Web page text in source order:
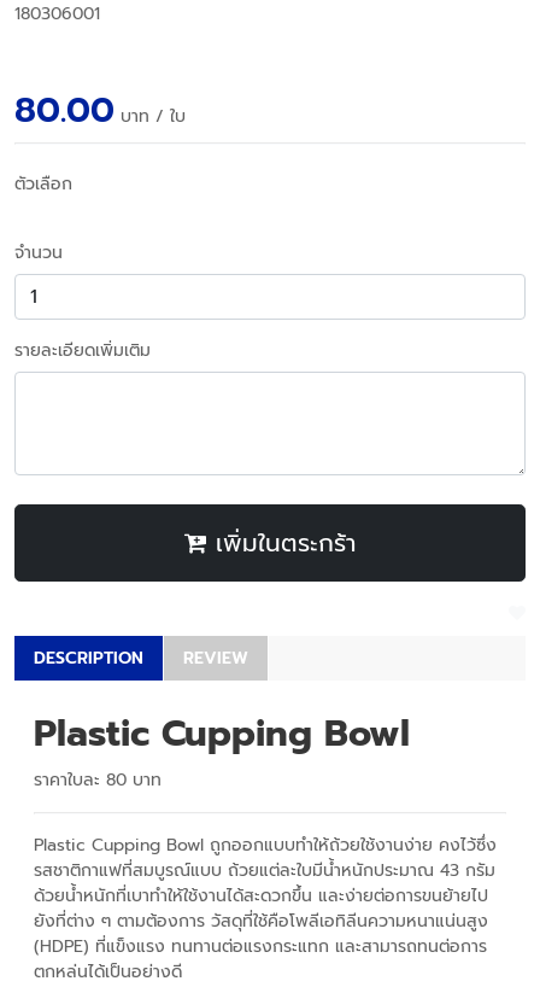
180306001
80.00 บาท / ใบ
ตัวเลือก
จำนวน
รายละเอียดเพิ่มเติม
เพิ่มในตระกร้า
DESCRIPTION REVIEW
Plastic Cupping Bowl
ราคาใบละ 80 บาท
Plastic Cupping Bowl ถูกออกแบบทำให้ถ้วยใช้งานง่าย คงไว้ซึ่ง
รสชาติกาแฟที่สมบูรณ์แบบ ถ้วยแต่ละใบมีน้ำหนักประมาณ 43 กรัม
ด้วยน้ำหนักที่เบาทำให้ใช้งานได้สะดวกขึ้น และง่ายต่อการขนย้ายไป
ยังที่ต่าง ๆ ตามต้องการ วัสดุที่ใช้คือโพลีเอทิลีนความหนาแน่นสูง
(HDPE) ที่แข็งแรง ทนทานต่อแรงกระแทก และสามารถทนต่อการ
ตกหล่นได้เป็นอย่างดี